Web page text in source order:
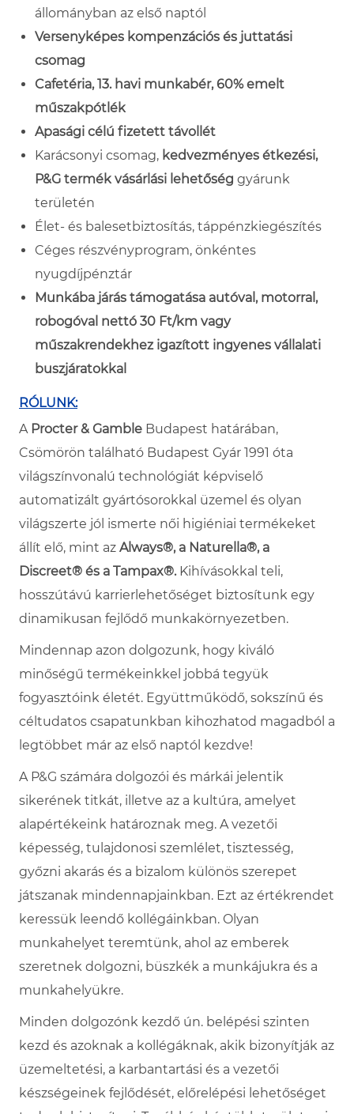
állományban az első naptól
Versenyképes kompenzációs és juttatási
csomag
Cafetéria, 13. havi munkabér, 60% emelt
műszakpótlék
Apasági célú fizetett távollét
Karácsonyi csomag, kedvezményes étkezési,
P&G termék vásárlási lehetőség gyárunk
területén
Élet- és balesetbiztosítás, táppénzkiegészítés
Céges részvényprogram, önkéntes
nyugdíjpénztár
Munkába járás támogatása autóval, motorral,
robogóval nettó 30 Ft/km vagy
műszakrendekhez igazított ingyenes vállalati
buszjáratokkal
RÓLUNK:
A Procter & Gamble Budapest határában,
Csömörön található Budapest Gyár 1991 óta
világszínvonalú technológiát képviselő
automatizált gyártósorokkal üzemel és olyan
világszerte jól ismerte női higiéniai termékeket
állít elő, mint az Always®, a Naturella®, a
Discreet® és a Tampax®. Kihívásokkal teli,
hosszútávú karrierlehetőséget biztosítunk egy
dinamikusan fejlődő munkakörnyezetben.
Mindennap azon dolgozunk, hogy kiváló
minőségű termékeinkkel jobbá tegyük
fogyasztóink életét. Együttműködő, sokszínű és
céltudatos csapatunkban kihozhatod magadból a
legtöbbet már az első naptól kezdve!
A P&G számára dolgozói és márkái jelentik
sikerének titkát, illetve az a kultúra, amelyet
alapértékeink határoznak meg. A vezetői
képesség, tulajdonosi szemlélet, tisztesség,
győzni akarás és a bizalom különös szerepet
játszanak mindennapjainkban. Ezt az értékrendet
keressük leendő kollégáinkban. Olyan
munkahelyet teremtünk, ahol az emberek
szeretnek dolgozni, büszkék a munkájukra és a
munkahelyükre.
Minden dolgozónk kezdő ún. belépési szinten
kezd és azoknak a kollégáknak, akik bizonyítják az
üzemeltetési, a karbantartási és a vezetői
készségeinek fejlődését, előrelépési lehetőséget